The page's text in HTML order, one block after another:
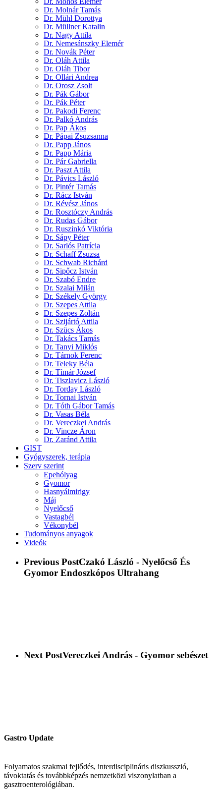
Dr. Molnár Tamás
Dr. Mühl Dorottya
Dr. Müllner Katalin
Dr. Nagy Attila
Dr. Nemesánszky Elemér
Dr. Novák Péter
Dr. Oláh Attila
Dr. Oláh Tibor
Dr. Ollári Andrea
Dr. Orosz Zsolt
Dr. Pák Gábor
Dr. Pák Péter
Dr. Pakodi Ferenc
Dr. Palkó András
Dr. Pap Ákos
Dr. Pápai Zsuzsanna
Dr. Papp János
Dr. Papp Mária
Dr. Pár Gabriella
Dr. Paszt Attila
Dr. Pávics László
Dr. Pintér Tamás
Dr. Rácz István
Dr. Révész János
Dr. Rosztóczy András
Dr. Rudas Gábor
Dr. Ruszinkó Viktória
Dr. Sápy Péter
Dr. Sarlós Patrícia
Dr. Schaff Zsuzsa
Dr. Schwab Richárd
Dr. Sipőcz István
Dr. Szabó Endre
Dr. Szalai Milán
Dr. Székely György
Dr. Szepes Attila
Dr. Szepes Zoltán
Dr. Szijártó Attila
Dr. Szücs Ákos
Dr. Takács Tamás
Dr. Tanyi Miklós
Dr. Tárnok Ferenc
Dr. Teleky Béla
Dr. Tímár József
Dr. Tiszlavicz László
Dr. Torday László
Dr. Tornai István
Dr. Tóth Gábor Tamás
Dr. Vasas Béla
Dr. Vereczkei András
Dr. Vincze Áron
Dr. Zaránd Attila
GIST
Gyógyszerek, terápia
Szerv szerint
Epehólyag
Gyomor
Hasnyálmirigy
Máj
Nyelőcső
Vastagbél
Vékonybél
Tudományos anyagok
Videók
Previous PostCzakó László - Nyelőcső És
Gyomor Endoszkópos Ultrahang
Next PostVereczkei András - Gyomor sebészet
Gastro Update
Folyamatos szakmai fejlődés, interdisciplináris diszkusszió,
távoktatás és továbbképzés nemzetközi viszonylatban a
gasztroenterológiában.